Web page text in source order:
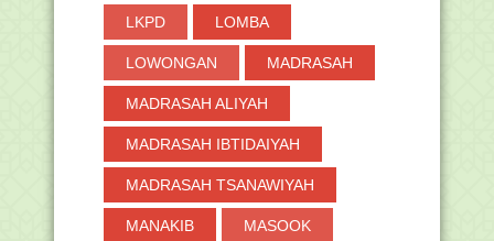
LKPD LOMBA
LOWONGAN MADRASAH
MADRASAH ALIYAH
MADRASAH IBTIDAIYAH
MADRASAH TSANAWIYAH
MANAKIB MASOOK